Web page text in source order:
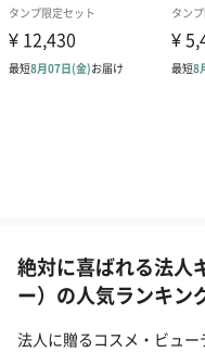
絶対に喜ばれる法人
ー）の人気ランキン
法人に贈るコスメ・ビュー